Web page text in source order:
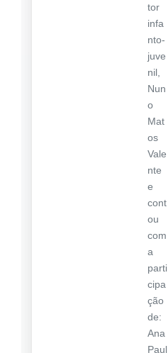
tor
infa
nto-
juve
nil,
Nun
o
Mat
os
Vale
nte
e
cont
ou
com
a
parti
cipa
ção
de:
Ana
Paul